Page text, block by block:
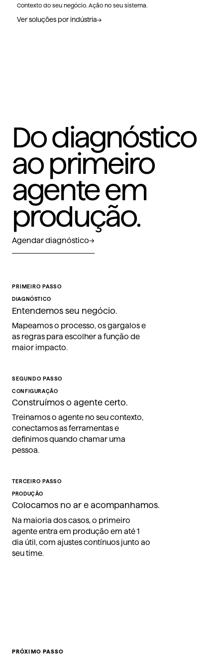
Contexto do seu negócio. Ação no seu sistema.
Ver soluções por indústria→
Do diagnóstico
ao primeiro
agente em
produção.
Agendar diagnóstico→
PRIMEIRO PASSO
DIAGNÓSTICO
Entendemos seu negócio.
Mapeamos o processo, os gargalos e
as regras para escolher a função de
maior impacto.
SEGUNDO PASSO
CONFIGURAÇÃO
Construímos o agente certo.
Treinamos o agente no seu contexto,
conectamos as ferramentas e
definimos quando chamar uma
pessoa.
TERCEIRO PASSO
PRODUÇÃO
Colocamos no ar e acompanhamos.
Na maioria dos casos, o primeiro
agente entra em produção em até 1
dia útil, com ajustes contínuos junto ao
seu time.
PRÓXIMO PASSO